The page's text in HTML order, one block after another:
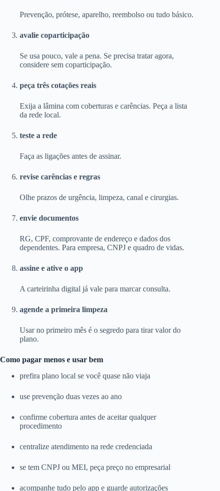
Prevenção, prótese, aparelho, reembolso ou tudo básico.
avalie coparticipação
Se usa pouco, vale a pena. Se precisa tratar agora,
considere sem coparticipação.
peça três cotações reais
Exija a lâmina com coberturas e carências. Peça a lista
da rede local.
teste a rede
Faça as ligações antes de assinar.
revise carências e regras
Olhe prazos de urgência, limpeza, canal e cirurgias.
envie documentos
RG, CPF, comprovante de endereço e dados dos
dependentes. Para empresa, CNPJ e quadro de vidas.
assine e ative o app
A carteirinha digital já vale para marcar consulta.
agende a primeira limpeza
Usar no primeiro mês é o segredo para tirar valor do
plano.
Como pagar menos e usar bem
prefira plano local se você quase não viaja
use prevenção duas vezes ao ano
confirme cobertura antes de aceitar qualquer
procedimento
centralize atendimento na rede credenciada
se tem CNPJ ou MEI, peça preço no empresarial
acompanhe tudo pelo app e guarde autorizações